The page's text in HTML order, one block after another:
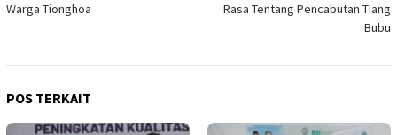
Warga Tionghoa
Rasa Tentang Pencabutan Tiang
Bubu
POS TERKAIT